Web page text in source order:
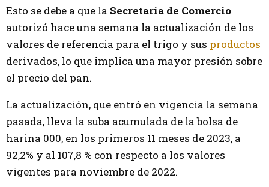
Esto se debe a que la Secretaría de Comercio
autorizó hace una semana la actualización de los
valores de referencia para el trigo y sus productos
derivados, lo que implica una mayor presión sobre
el precio del pan.
La actualización, que entró en vigencia la semana
pasada, lleva la suba acumulada de la bolsa de
harina 000, en los primeros 11 meses de 2023, a
92,2% y al 107,8 % con respecto a los valores
vigentes para noviembre de 2022.